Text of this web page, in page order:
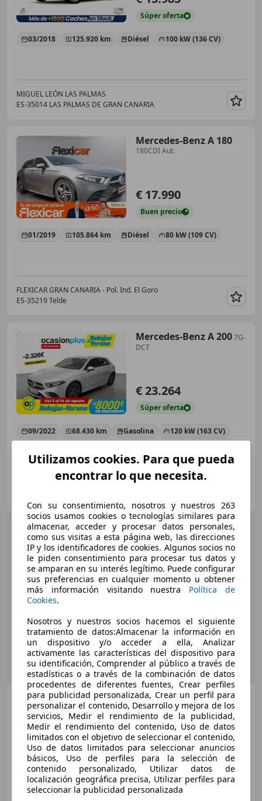
Súperoferta
03/2018 125.920 km Diésel 100 kW (136 CV)
MIGUEL LEÓN LAS PALMAS
ES-35014 LAS PALMAS DE GRAN CANARIA
Mercedes-Benz A 180
180CDI Aut.
€ 17.990
Buen precio
01/2019 105.864 km Diésel 80 kW (109 CV)
FLEXICAR GRAN CANARIA - Pol. Ind. El Goro
ES-35219 Telde
Mercedes-Benz A 2007G-
DCT
€ 23.264
Súperoferta
09/2022 68.430 km Gasolina 120 kW (163 CV)
OCASIONPLUS - LAS PALMAS DE GRAN CANARIA
Mercedes-Benz A 250e
Sedán
€ 22.985
Súper oferta
01/2022 69.969 km
Electro/Gasolina
Utilizamos cookies. Para que pueda
encontrar lo que necesita.
Con su consentimiento, nosotros y nuestros 263
socios usamos cookies o tecnologías similares para
almacenar, acceder y procesar datos personales,
como sus visitas a esta página web, las direcciones
IP y los identificadores de cookies. Algunos socios no
le piden consentimiento para procesar tus datos y
se amparan en su interés legítimo. Puede configurar
sus preferencias en cualquier momento u obtener
más información visitando nuestra Política de
Cookies.
Nosotros y nuestros socios hacemos el siguiente
tratamiento de datos:Almacenar la información en
un dispositivo y/o acceder a ella, Analizar
activamente las características del dispositivo para
su identificación, Comprender al público a través de
estadísticas o a través de la combinación de datos
procedentes de diferentes fuentes, Crear perfiles
para publicidad personalizada, Crear un perfil para
personalizar el contenido, Desarrollo y mejora de los
servicios, Medir el rendimiento de la publicidad,
Medir el rendimiento del contenido, Uso de datos
limitados con el objetivo de seleccionar el contenido,
Uso de datos limitados para seleccionar anuncios
básicos, Uso de perfiles para la selección de
contenido personalizado, Utilizar datos de
localización geográfica precisa, Utilizar perfiles para
seleccionar la publicidad personalizada